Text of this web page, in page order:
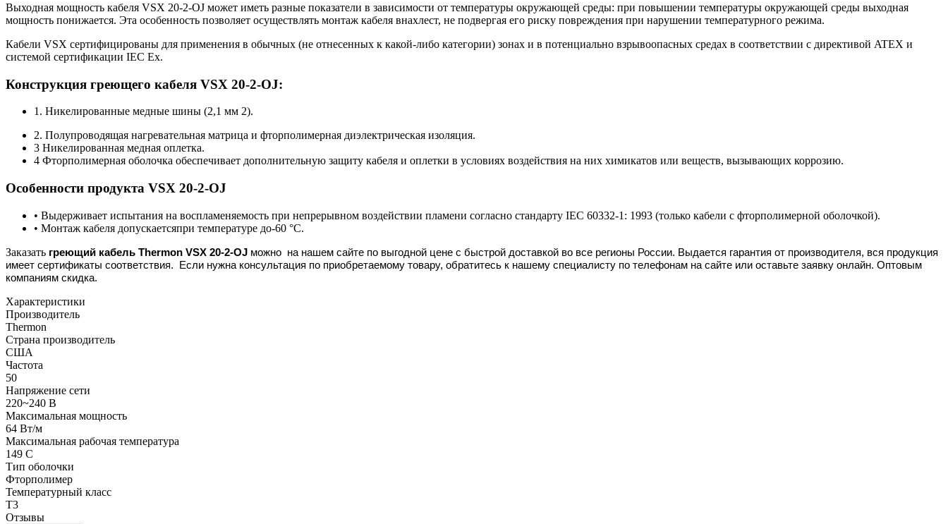
Выходная мощность кабеля VSX 20-2-OJ может иметь разные показатели в зависимости от температуры окружающей среды: при повышении температуры окружающей среды выходная
мощность понижается. Эта особенность позволяет осуществлять монтаж кабеля внахлест, не подвергая его риску повреждения при нарушении температурного режима.
Кабели VSX сертифицированы для применения в обычных (не отнесенных к какой-либо категории) зонах и в потенциально взрывоопасных средах в соответствии с директивой ATEX и
системой сертификации IEC Ex.
Конструкция греющего кабеля VSX 20-2-OJ:
1. Никелированные медные шины (2,1 мм 2).
2. Полупроводящая нагревательная матрица и фторполимерная диэлектрическая изоляция.
3 Никелированная медная оплетка.
4 Фторполимерная оболочка обеспечивает дополнительную защиту кабеля и оплетки в условиях воздействия на них химикатов или веществ, вызывающих коррозию.
Особенности продукта VSX 20-2-OJ
• Выдерживает испытания на воспламеняемость при непрерывном воздействии пламени согласно стандарту IEC 60332-1: 1993 (только кабели с фторполимерной оболочкой).
• Монтаж кабеля допускаетсяпри температуре до-60 °C.
Заказать греющий кабель Thermon VSX 20-2-OJ можно на нашем сайте по выгодной цене с быстрой доставкой во все регионы России. Выдается гарантия от производителя, вся продукция
имеет сертификаты соответствия. Если нужна консультация по приобретаемому товару, обратитесь к нашему специалисту по телефонам на сайте или оставьте заявку онлайн. Оптовым
компаниям скидка.
Характеристики
Производитель
Thermon
Страна производитель
США
Частота
50
Напряжение сети
220~240 В
Максимальная мощность
64 Вт/м
Максимальная рабочая температура
149 С
Тип оболочки
Фторполимер
Температурный класс
Т3
Отзывы